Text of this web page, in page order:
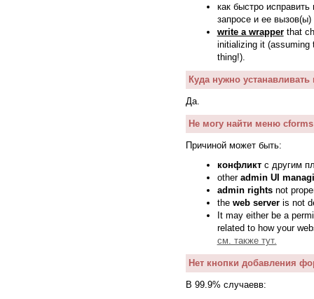
как быстро
запросе и ее
write a wrapperthat
initializing it (assuming
thing!).
Куда нужно
Да.
Не могу найти меню
Причиной может быть:
конфликтс другим
other admin UI
admin rights not
the web serveris not
It may either be a
related to how your
см. также тут.
Нет кнопки добавления
В 99.9% случаевв: